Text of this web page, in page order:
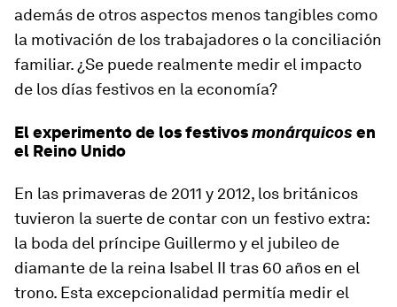
además de otros aspectos menos tangibles como
la motivación de los trabajadores o la conciliación
familiar. ¿Se puede realmente medir el impacto
de los días festivos en la economía?
El experimento de los festivosmonárquicos en
el Reino Unido
En las primaveras de 2011 y 2012, los británicos
tuvieron la suerte de contar con un festivo extra:
la boda del príncipe Guillermo y el jubileo de
diamante de la reina Isabel II tras 60 años en el
trono. Esta excepcionalidad permitía medir el